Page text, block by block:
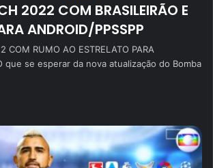
2022 COM BRASILEIRÃO E
ANDROID/PPSSPP
COM RUMO AO ESTRELATO PARA
que se esperar da nova atualização do Bomba